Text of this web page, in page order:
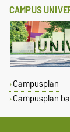
CAMPUS
Campusplan
Campusplan